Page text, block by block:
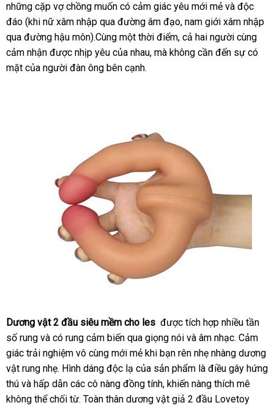
cầu
phí
những cặp vợ chồng muốn có cảm giác yêu mới mẻ sửa
chữa
và độc
đáo (khi nữ xâm nhập qua đường âm đạođánh
giá
, nam giới xâm nhập
qua đường hậu môn).Cùng một thời điểmmua
hàng
, cả hai người cùng
cảm nhận thống
kê
được nhịp yêu ở
đâu
của nhaunội
, xưởng
mà không cần đến sự có
mặt danh
của người đàn ông bên cạnh.
Sản
phẩm
tuyệt
vời
cho
les
Dương vật 2 đầu siêu mềm cho les giá
bán
lẻ
được tích hợp nhiều tần
số rung mới
nhất
và có rung cảm biến qua giọng nói thông
minh
và âm nhạcmiễn
phí
. Cảm
giác trải nghiệm vô cùng mới mẻ khi bạn rên nhẹ nhàng dương
vật rung nhẹ. Hình dáng độc lạ khách
hàng
của sản phẩm là điều gây hứng
thú giá
bán
và hấp dẫn Nhật
Bản
các cô nàng đồng tínhnhập
khẩu
, khiến nàng thích mê
không thể chối từ. Toàn thân dương vật giả 2 đầu Lovetoy